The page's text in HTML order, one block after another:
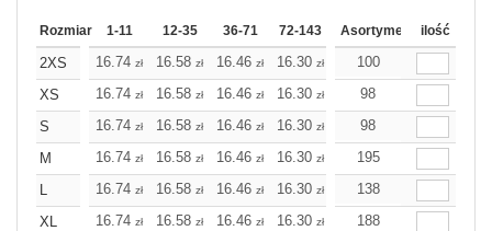
Rozmiar 1-11 12-35 36-71 72-143 144-287 288 Dodaj
Asortyment ilość
2XS 16.74 zł 16.58 zł 16.46 zł 16.30 zł 16.14zł
100
XS
16.74 zł 16.58 zł 16.46 zł 16.30 zł 16.14
98
S
16.74 zł 16.58 zł 16.46 zł 16.30 zł 16.14
98
M
16.74 zł 16.58 zł 16.46 zł 16.30 zł 16.14zł
195
L
16.74 zł 16.58 zł 16.46 zł 16.30 zł 16.14zł
138
XL
16.74 zł 16.58 zł 16.46 zł 16.30 zł 16.14zł
188